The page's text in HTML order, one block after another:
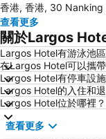
南山區
元朗
天水圍
海洋公園
黃金海岸
新界
羅湖
香港, 香港, 30 Nanking
查看更多
關於Largos
Largos Hotel有游泳池
在Largos Hotel可以攜
Largos Hotel有停車設
Largos Hotel的入住和
Largos Hotel位於哪裡？
查看更多